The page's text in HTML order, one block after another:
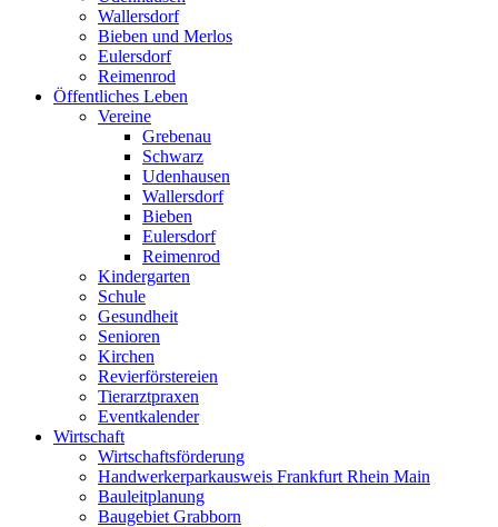
Wallersdorf
Bieben und Merlos
Eulersdorf
Reimenrod
Öffentliches Leben
Vereine
Grebenau
Schwarz
Udenhausen
Wallersdorf
Bieben
Eulersdorf
Reimenrod
Kindergarten
Schule
Gesundheit
Senioren
Kirchen
Revierförstereien
Tierarztpraxen
Eventkalender
Wirtschaft
Wirtschaftsförderung
Handwerkerparkausweis Frankfurt Rhein Main
Bauleitplanung
Baugebiet Grabborn